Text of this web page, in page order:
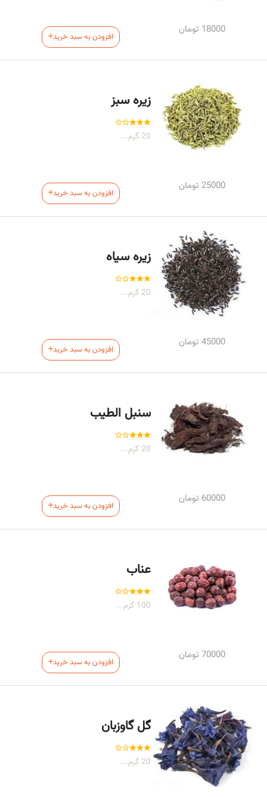
18000 تومان
افزودن به سبد خرید
زیره سبز
20 گرم...
25000 تومان
افزودن به سبد خرید
زیره سیاه
20 گرم...
45000تومان
افزودن به سبد خرید
سنبل الطیب
20 گرم...
60000 تومان
افزودن به سبد خرید
عناب
100 گرم...
70000تومان
افزودن به سبد خرید
گل گاوزبان
20 گرم...